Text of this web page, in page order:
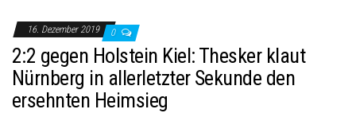
16. Dezember 2019 0
2:2 gegen Holstein Kiel: Thesker klaut
Nürnberg in allerletzter Sekunde den
ersehnten Heimsieg